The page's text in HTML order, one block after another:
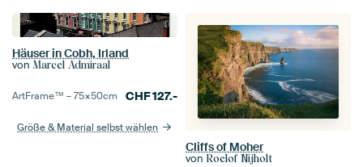
Häuser in Cobh, Irland
von Marcel Admiraal
ArtFrame™ –75×50cm CHF127.-
Größe & Material selbst wählen
Cliffs of Moher
von Roelof Nijholt